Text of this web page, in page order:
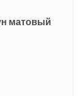
матовый